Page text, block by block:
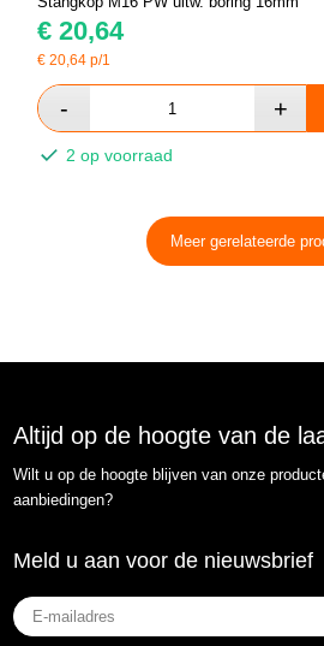
€ 20,64
€20,64 p/1
2 op voorraad
Meer gerelateerde
Altijd op de hoogte van de
Wilt u op de hoogte blijven van onze
aanbiedingen?
Meld u aan voor de nieuwsbrief
E-
mailadres(Vereist)